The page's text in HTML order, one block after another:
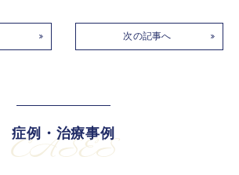
次の記事へ
症例・治療事例
CASES